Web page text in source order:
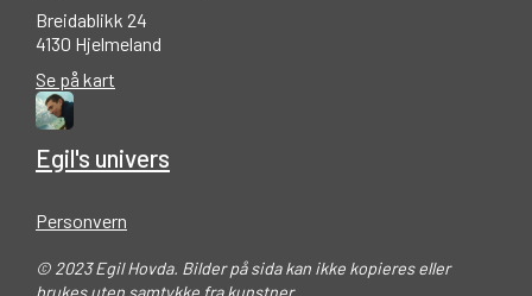
Breidablikk 24
4130 Hjelmeland
Se på kart
Egil's univers
Personvern
© 2023 Egil Hovda. Bilder på sida kan ikke kopieres eller